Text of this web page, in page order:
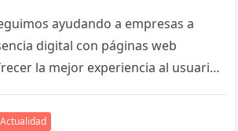
ayudando a empresas a
digital con páginas web
la mejor experiencia al usuario
Actualidad